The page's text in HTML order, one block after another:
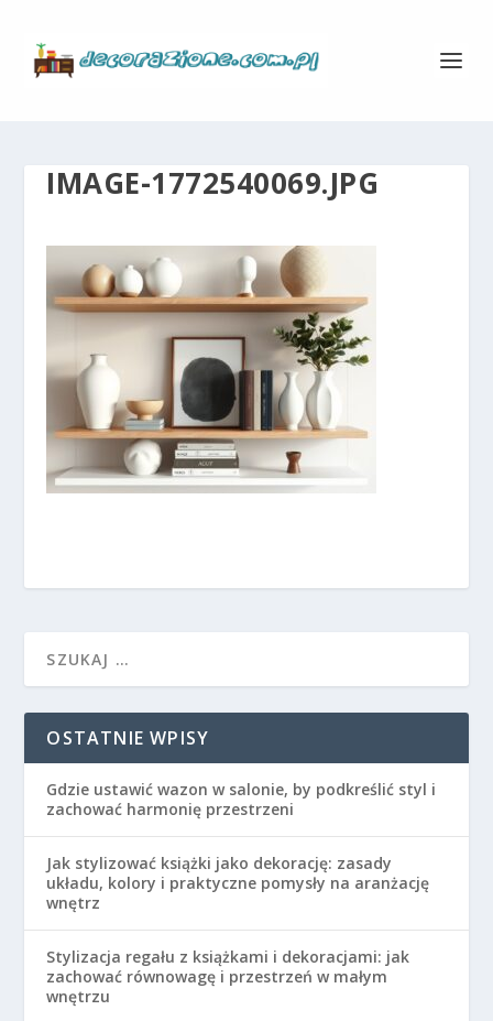
IMAGE-1772540069.JPG
OSTATNIE WPISY
Gdzie ustawić wazon w salonie, by podkreślić styl i
zachować harmonię przestrzeni
Jak stylizować książki jako dekorację: zasady
układu, kolory i praktyczne pomysły na aranżację
wnętrz
Stylizacja regału z książkami i dekoracjami: jak
zachować równowagę i przestrzeń w małym
wnętrzu